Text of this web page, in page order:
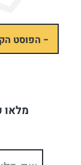
− הפוסט
מלאו